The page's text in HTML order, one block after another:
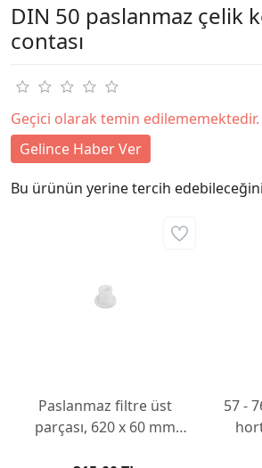
DIN 50 paslanmaz çelik
contası
Geçici olarak temin
Gelince Haber Ver
Bu ürünün yerine tercih
Paslanmaz filtre üst
parçası, 620 x 60 mm
57 -